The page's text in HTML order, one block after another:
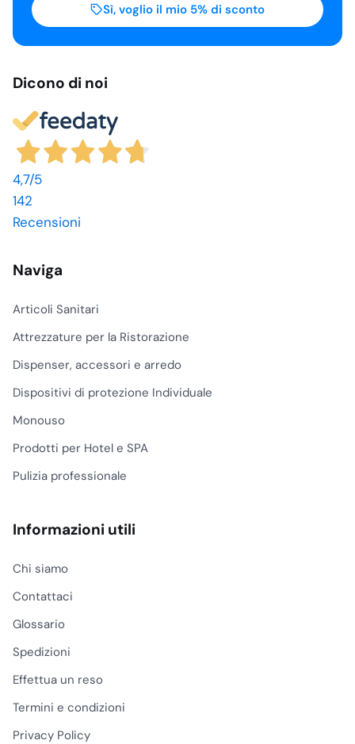
Dicono di noi
4,7/5
142
Recensioni
Naviga
Articoli Sanitari
Attrezzature per la Ristorazione
Dispenser, accessori e arredo
Dispositivi di protezione Individuale
Monouso
Prodotti per Hotel e SPA
Pulizia professionale
Informazioni utili
Chi siamo
Contattaci
Glossario
Spedizioni
Effettua un reso
Termini e condizioni
Privacy Policy
Sì, voglio il mio 5% di sconto